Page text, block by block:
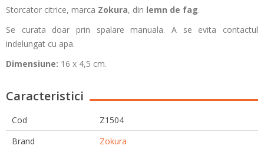
Storcator citrice, marca Zokura, din lemn de fag.
Se curata doar prin spalare manuala. A se evita contactul
indelungat cu apa.
Dimensiune: 16 x 4,5 cm.
Caracteristici
Cod
Z1504
Brand
Zokura